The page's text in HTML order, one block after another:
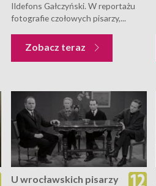
Ildefons Gałczyński. W reportażu
fotografie czołowych pisarzy,...
Zobacz teraz
U wrocławskich pisarzy